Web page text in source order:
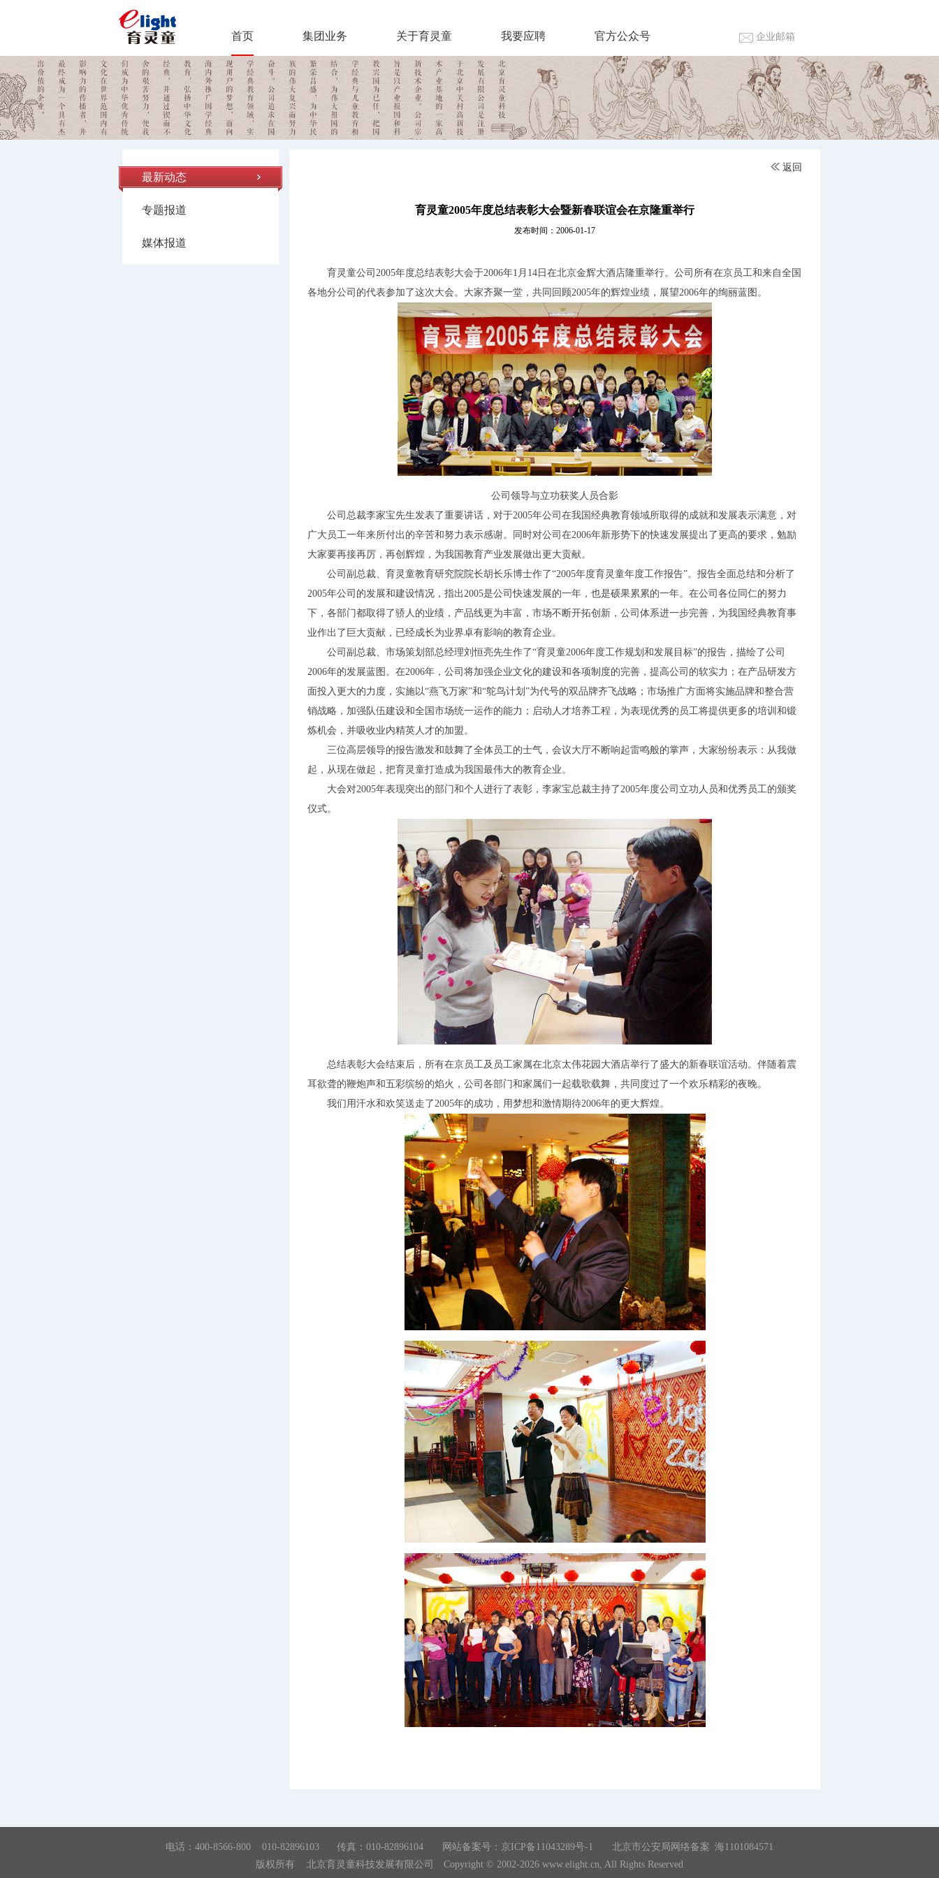
首页 集团业务 关于育灵童 我要应聘 官方公众号 企业邮箱
最新动态
专题报道
媒体报道
返回
育灵童2005年度总结表彰大会暨新春联谊会在京隆重举行
发布时间：2006-01-17
育灵童公司2005年度总结表彰大会于2006年1月14日在北京金辉大酒店隆重举行。公司所有在京员工和来自全国
各地分公司的代表参加了这次大会。大家齐聚一堂，共同回顾2005年的辉煌业绩，展望2006年的绚丽蓝图。
公司领导与立功获奖人员合影
公司总裁李家宝先生发表了重要讲话，对于2005年公司在我国经典教育领域所取得的成就和发展表示满意，对
广大员工一年来所付出的辛苦和努力表示感谢。同时对公司在2006年新形势下的快速发展提出了更高的要求，勉励
大家要再接再厉，再创辉煌，为我国教育产业发展做出更大贡献。
公司副总裁、育灵童教育研究院院长胡长乐博士作了“2005年度育灵童年度工作报告”。报告全面总结和分析了
2005年公司的发展和建设情况，指出2005是公司快速发展的一年，也是硕果累累的一年。在公司各位同仁的努力
下，各部门都取得了骄人的业绩，产品线更为丰富，市场不断开拓创新，公司体系进一步完善，为我国经典教育事
业作出了巨大贡献，已经成长为业界卓有影响的教育企业。
公司副总裁、市场策划部总经理刘恒亮先生作了“育灵童2006年度工作规划和发展目标”的报告，描绘了公司
2006年的发展蓝图。在2006年，公司将加强企业文化的建设和各项制度的完善，提高公司的软实力；在产品研发方
面投入更大的力度，实施以“燕飞万家”和“鸵鸟计划”为代号的双品牌齐飞战略；市场推广方面将实施品牌和整合营
销战略，加强队伍建设和全国市场统一运作的能力；启动人才培养工程，为表现优秀的员工将提供更多的培训和锻
炼机会，并吸收业内精英人才的加盟。
三位高层领导的报告激发和鼓舞了全体员工的士气，会议大厅不断响起雷鸣般的掌声，大家纷纷表示：从我做
起，从现在做起，把育灵童打造成为我国最伟大的教育企业。
大会对2005年表现突出的部门和个人进行了表彰，李家宝总裁主持了2005年度公司立功人员和优秀员工的颁奖
仪式。
总结表彰大会结束后，所有在京员工及员工家属在北京太伟花园大酒店举行了盛大的新春联谊活动。伴随着震
耳欲聋的鞭炮声和五彩缤纷的焰火，公司各部门和家属们一起载歌载舞，共同度过了一个欢乐精彩的夜晚。
我们用汗水和欢笑送走了2005年的成功，用梦想和激情期待2006年的更大辉煌。
电话： 400-8566-800 010-82896103 传真：010-82896104 网站备案号：京ICP备11043289号-1 北京市公安局网络备案 海1101084571
版权所有
北京育灵童科技发展有限公司 Copyright © 2002-2026 www.elight.cn, All Rights Reserved